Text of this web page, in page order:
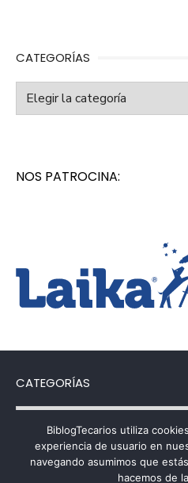
CATEGORÍAS
Categorías
NOS PATROCINA:
CATEGORÍAS
Categorías
BiblogTecarios utiliza
experiencia de usuario en
navegando asumimos que
hacemos de